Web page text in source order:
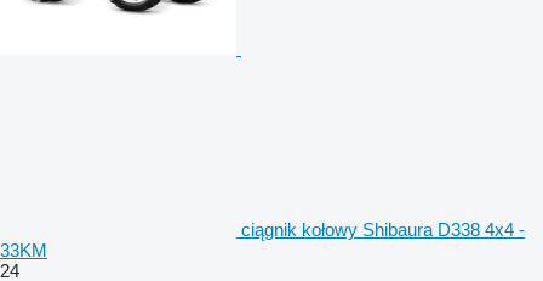
ciągnik kołowy Shibaura D338 4x4 -
33KM
24